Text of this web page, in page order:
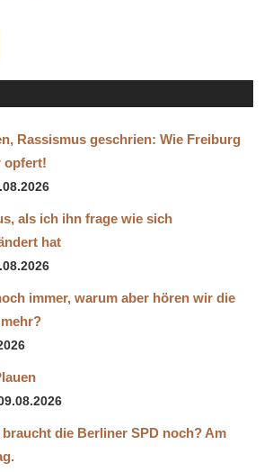
Rassismus geschrien: Wie Freiburg
opfert!
als ich ihn frage wie sich
hat
immer, warum aber hören wir die
braucht die Berliner SPD noch? Am